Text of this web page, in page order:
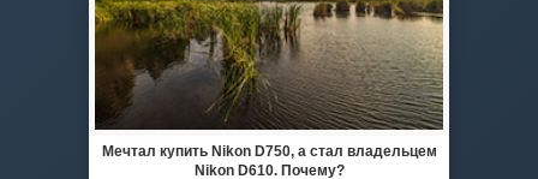
Мечтал купить Nikon D750, а стал владельцем
Nikon D610. Почему?